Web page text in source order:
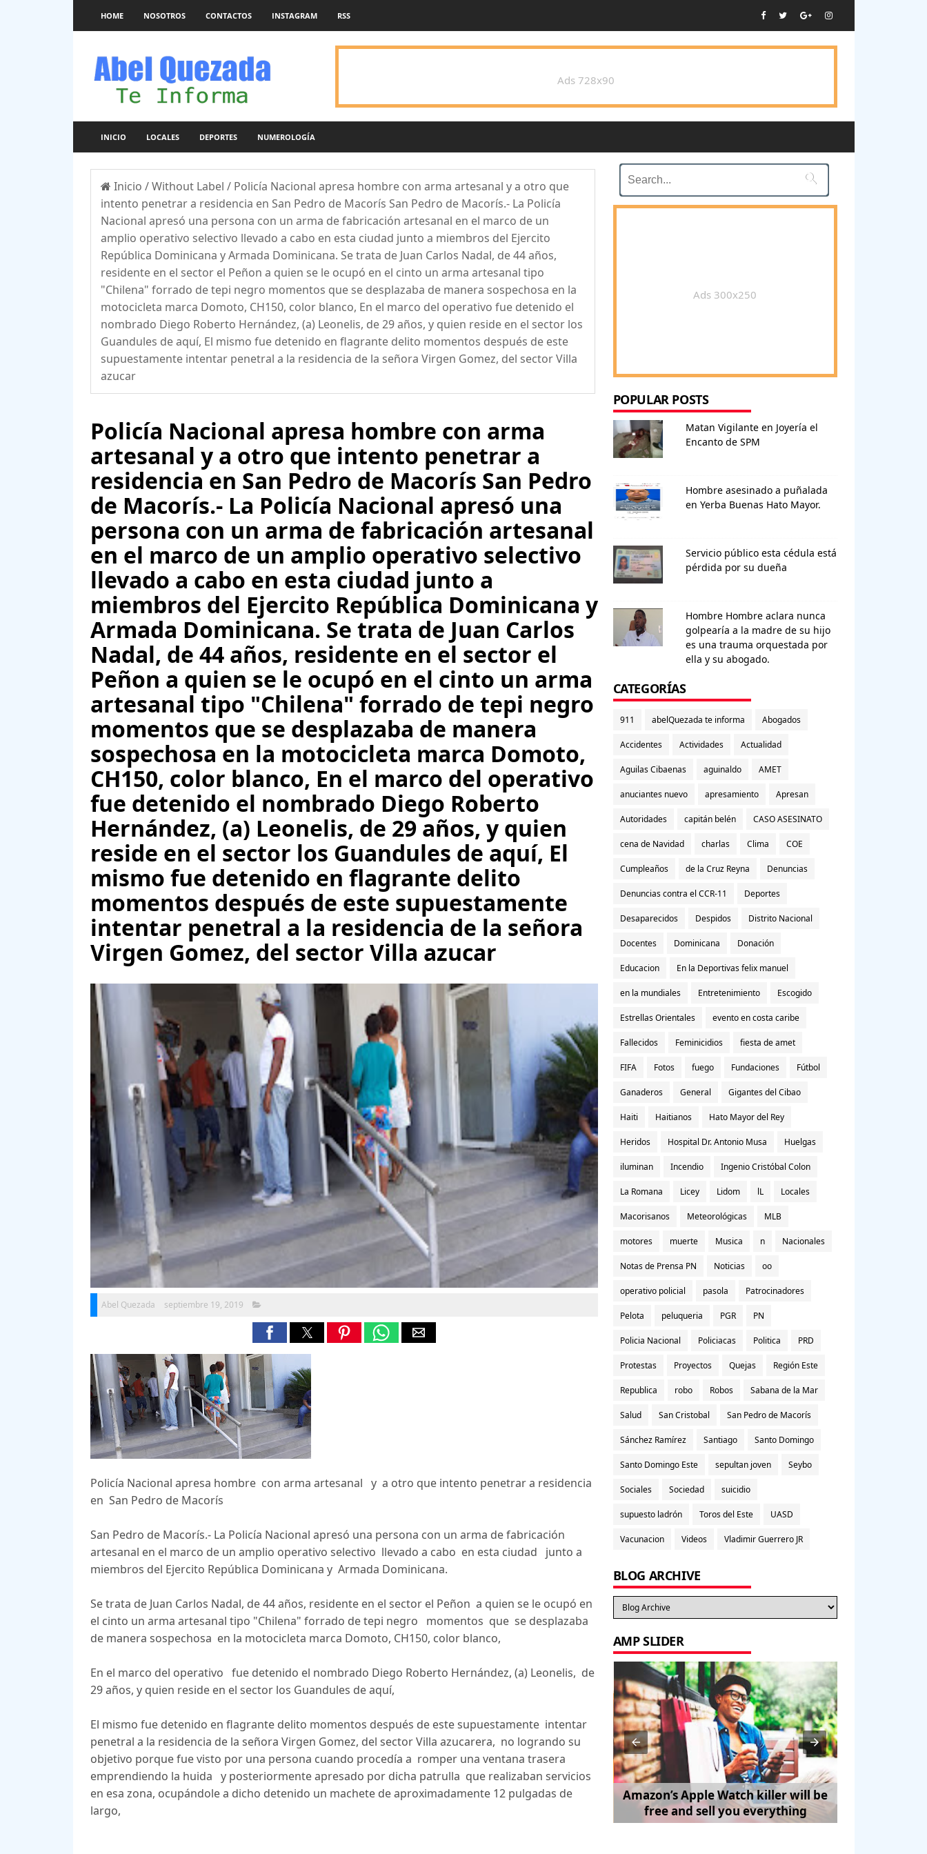
HOME NOSOTROS CONTACTOS INSTAGRAM RSS
Ads 728x90
INICIO LOCALES DEPORTES NUMEROLOGÍA
Inicio /Without Label / Policía Nacional apresa hombre con arma artesanal y a otro que
intento penetrar a residencia en San Pedro de Macorís San Pedro de Macorís.- La Policía
Nacional apresó una persona con un arma de fabricación artesanal en el marco de un
amplio operativo selectivo llevado a cabo en esta ciudad junto a miembros del Ejercito
República Dominicana y Armada Dominicana. Se trata de Juan Carlos Nadal, de 44 años,
residente en el sector el Peñon a quien se le ocupó en el cinto un arma artesanal tipo
"Chilena" forrado de tepi negro momentos que se desplazaba de manera sospechosa en la
motocicleta marca Domoto, CH150, color blanco, En el marco del operativo fue detenido el
nombrado Diego Roberto Hernández, (a) Leonelis, de 29 años, y quien reside en el sector los
Guandules de aquí, El mismo fue detenido en flagrante delito momentos después de este
supuestamente intentar penetral a la residencia de la señora Virgen Gomez, del sector Villa
azucar
Policía Nacional apresa hombre con arma
artesanal y a otro que intento penetrar a
residencia en San Pedro de Macorís San Pedro
de Macorís.- La Policía Nacional apresó una
persona con un arma de fabricación artesanal
en el marco de un amplio operativo selectivo
llevado a cabo en esta ciudad junto a
miembros del Ejercito República Dominicana y
Armada Dominicana. Se trata de Juan Carlos
Nadal, de 44 años, residente en el sector el
Peñon a quien se le ocupó en el cinto un arma
artesanal tipo "Chilena" forrado de tepi negro
momentos que se desplazaba de manera
sospechosa en la motocicleta marca Domoto,
CH150, color blanco, En el marco del operativo
fue detenido el nombrado Diego Roberto
Hernández, (a) Leonelis, de 29 años, y quien
reside en el sector los Guandules de aquí, El
mismo fue detenido en flagrante delito
momentos después de este supuestamente
intentar penetral a la residencia de la señora
Virgen Gomez, del sector Villa azucar
Abel Quezada septiembre 19, 2019
Policía Nacional apresa hombre con arma artesanal y a otro que intento penetrar a residencia
en San Pedro de Macorís
San Pedro de Macorís.- La Policía Nacional apresó una persona con un arma de fabricación
artesanal en el marco de un amplio operativo selectivo llevado a cabo en esta ciudad junto a
miembros del Ejercito República Dominicana y Armada Dominicana.
Se trata de Juan Carlos Nadal, de 44 años, residente en el sector el Peñon a quien se le ocupó en
el cinto un arma artesanal tipo "Chilena" forrado de tepi negro momentos que se desplazaba
de manera sospechosa en la motocicleta marca Domoto, CH150, color blanco,
En el marco del operativo fue detenido el nombrado Diego Roberto Hernández, (a) Leonelis, de
29 años, y quien reside en el sector los Guandules de aquí,
El mismo fue detenido en flagrante delito momentos después de este supuestamente intentar
penetral a la residencia de la señora Virgen Gomez, del sector Villa azucarera, no logrando su
objetivo porque fue visto por una persona cuando procedía a romper una ventana trasera
emprendiendo la huida y posteriormente apresado por dicha patrulla que realizaban servicios
en esa zona, ocupándole a dicho detenido un machete de aproximadamente 12 pulgadas de
largo,

Ads 300x250
POPULAR POSTS
Matan Vigilante en Joyería el
Encanto de SPM
Hombre asesinado a puñalada
en Yerba Buenas Hato Mayor.
Servicio público esta cédula está
pérdida por su dueña
Hombre Hombre aclara nunca
golpearía a la madre de su hijo
es una trauma orquestada por
ella y su abogado.
CATEGORÍAS
911 abelQuezada te informa Abogados
Accidentes Actividades Actualidad
Aguilas Cibaenas aguinaldo AMET
anuciantes nuevo apresamiento Apresan
Autoridades capitán belén CASO ASESINATO
cena de Navidad charlas Clima COE
Cumpleaños de la Cruz Reyna Denuncias
Denuncias contra el CCR-11 Deportes
Desaparecidos Despidos Distrito Nacional
Docentes Dominicana Donación
Educacion En la Deportivas felix manuel
en la mundiales Entretenimiento Escogido
Estrellas Orientales evento en costa caribe
Fallecidos Feminicidios fiesta de amet
FIFA Fotos fuego Fundaciones Fútbol
Ganaderos General Gigantes del Cibao
Haiti Haitianos Hato Mayor del Rey
Heridos Hospital Dr. Antonio Musa Huelgas
iluminan Incendio Ingenio Cristóbal Colon
La Romana Licey Lidom lL Locales
Macorisanos Meteorológicas MLB
motores muerte Musica n Nacionales
Notas de Prensa PN Noticias oo
operativo policial pasola Patrocinadores
Pelota peluqueria PGR PN
Policia Nacional Policiacas Politica PRD
Protestas Proyectos Quejas Región Este
Republica robo Robos Sabana de la Mar
Salud San Cristobal San Pedro de Macorís
Sánchez Ramírez Santiago Santo Domingo
Santo Domingo Este sepultan joven Seybo
Sociales Sociedad suicidio
supuesto ladrón Toros del Este UASD
Vacunacion Videos Vladimir Guerrero JR
BLOG ARCHIVE
AMP SLIDER
Amazon’s Apple Watch killer will be
free and sell you everything
Decoration Tips for your Child’s